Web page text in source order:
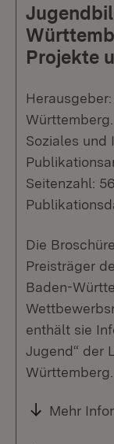
Projekte
Soziales und
Seitenzahl: 56
Die
Preisträger
Baden-
enthält sie
Jugend“ der
Württemberg.
Mehr